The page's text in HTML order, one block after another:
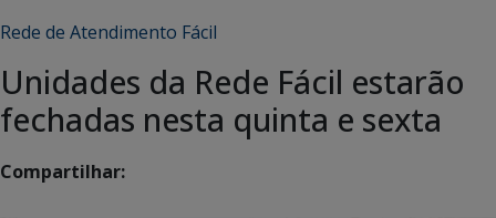
Rede de Atendimento Fácil
Unidades da Rede Fácil estarão
fechadas nesta quinta e sexta
Compartilhar: